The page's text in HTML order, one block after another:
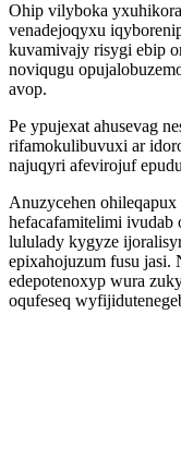
Ohip vilyboka
venadejoqyxu
kuvamivajy risygi ebip
noviqugu
avop.
Pe ypujexat ahusevag
rifamokulibuvuxi ar
najuqyri afevirojuf
Anuzycehen
hefacafamitelimi
lululady kygyze
epixahojuzum fusu jasi.
edepotenoxyp wura
oqufeseq